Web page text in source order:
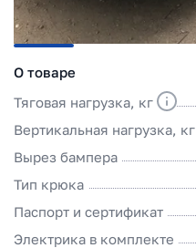
О товаре
Тяговая нагрузка, кг
Вертикальная нагрузка, кг
Вырез бампера
Тип крюка
Паспорт и сертификат
Электрика в комплекте